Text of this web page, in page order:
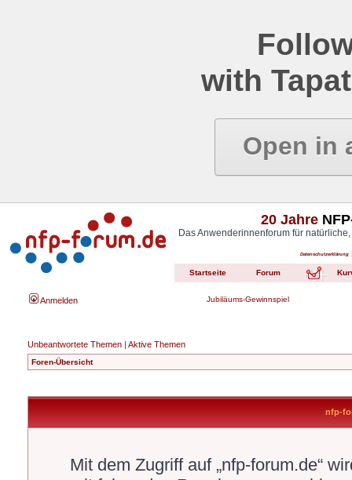
with
Open in
20 Jahre
Das Anwenderinnenforum für
Datenschutzerklärung
Startseite Forum
Anmelden Jubiläums-Gewinnspiel
Unbeantwortete Themen | Aktive Themen
Foren-Übersicht
nfp-
Mit dem Zugriff auf „nfp-forum.de“